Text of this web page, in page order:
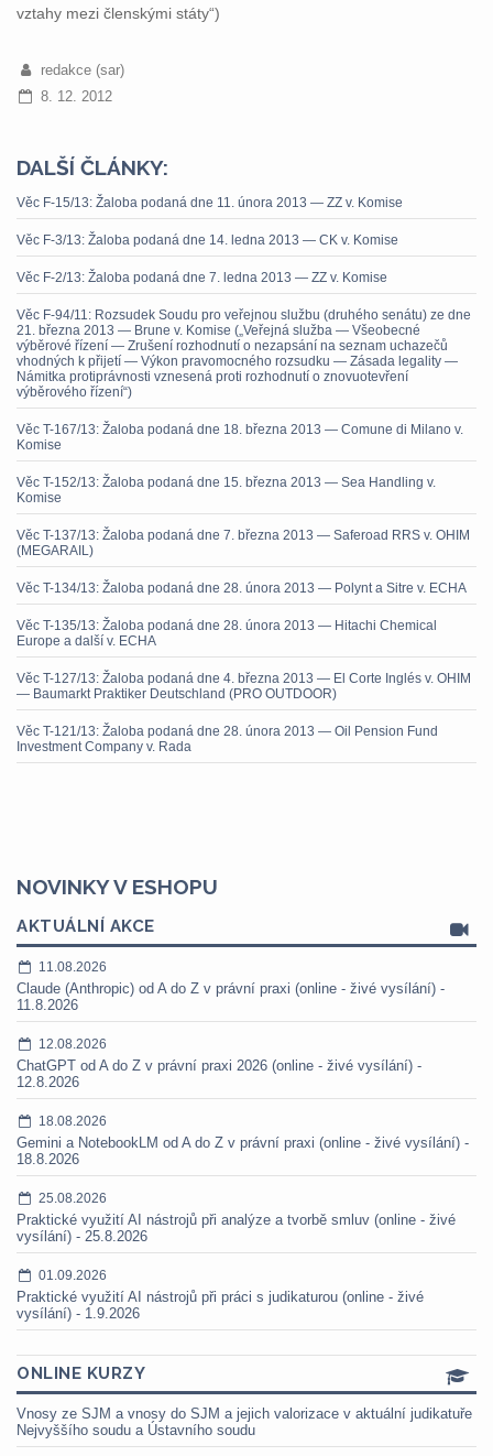
vztahy mezi členskými státy“)
redakce (sar)
8. 12. 2012
DALŠÍ ČLÁNKY:
Věc F-15/13: Žaloba podaná dne 11. února 2013 — ZZ v. Komise
Věc F-3/13: Žaloba podaná dne 14. ledna 2013 — CK v. Komise
Věc F-2/13: Žaloba podaná dne 7. ledna 2013 — ZZ v. Komise
Věc F-94/11: Rozsudek Soudu pro veřejnou službu (druhého senátu) ze dne
21. března 2013 — Brune v. Komise („Veřejná služba — Všeobecné
výběrové řízení — Zrušení rozhodnutí o nezapsání na seznam uchazečů
vhodných k přijetí — Výkon pravomocného rozsudku — Zásada legality —
Námitka protiprávnosti vznesená proti rozhodnutí o znovuotevření
výběrového řízení“)
Věc T-167/13: Žaloba podaná dne 18. března 2013 — Comune di Milano v.
Komise
Věc T-152/13: Žaloba podaná dne 15. března 2013 — Sea Handling v.
Komise
Věc T-137/13: Žaloba podaná dne 7. března 2013 — Saferoad RRS v. OHIM
(MEGARAIL)
Věc T-134/13: Žaloba podaná dne 28. února 2013 — Polynt a Sitre v. ECHA
Věc T-135/13: Žaloba podaná dne 28. února 2013 — Hitachi Chemical
Europe a další v. ECHA
Věc T-127/13: Žaloba podaná dne 4. března 2013 — El Corte Inglés v. OHIM
— Baumarkt Praktiker Deutschland (PRO OUTDOOR)
Věc T-121/13: Žaloba podaná dne 28. února 2013 — Oil Pension Fund
Investment Company v. Rada
NOVINKY V ESHOPU
AKTUÁLNÍ AKCE
11.08.2026
Claude (Anthropic) od A do Z v právní praxi (online - živé vysílání) -
11.8.2026
12.08.2026
ChatGPT od A do Z v právní praxi 2026 (online - živé vysílání) -
12.8.2026
18.08.2026
Gemini a NotebookLM od A do Z v právní praxi (online - živé vysílání) -
18.8.2026
25.08.2026
Praktické využití AI nástrojů při analýze a tvorbě smluv (online - živé
vysílání) - 25.8.2026
01.09.2026
Praktické využití AI nástrojů při práci s judikaturou (online - živé
vysílání) - 1.9.2026
ONLINE KURZY
Vnosy ze SJM a vnosy do SJM a jejich valorizace v aktuální judikatuře
Nejvyššího soudu a Ústavního soudu